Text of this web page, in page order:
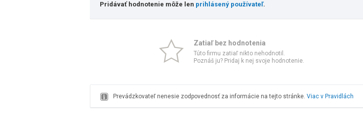
Pridávať hodnotenie môže len prihlásený používateľ.
Zatiaľ bez hodnotenia
Túto firmu zatiaľ nikto nehodnotil.
Poznáš ju? Pridaj k nej svoje hodnotenie.
Prevádzkovateľ nenesie zodpovednosť za informácie na tejto stránke. Viac v Pravidlách